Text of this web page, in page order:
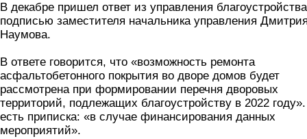
В декабре пришел ответ из управления
подписью заместителя начальника управления
Наумова.
В ответе говорится, что «возможность ремонта
асфальтобетонного покрытия во дворе домов будет
рассмотрена при формировании перечня дворовых
территорий, подлежащих благоустройству в 2022
есть приписка: «в случае финансирования данных
мероприятий».